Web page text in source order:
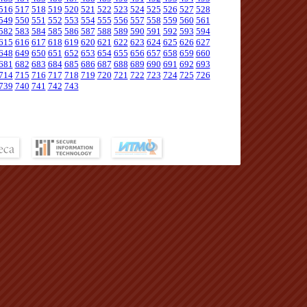
517 518 519 520 521 522 523 524 525 526 527 528
550 551 552 553 554 555 556 557 558 559 560 561
583 584 585 586 587 588 589 590 591 592 593 594
616 617 618 619 620 621 622 623 624 625 626 627
649 650 651 652 653 654 655 656 657 658 659 660
682 683 684 685 686 687 688 689 690 691 692 693
715 716 717 718 719 720 721 722 723 724 725 726
740 741 742 743